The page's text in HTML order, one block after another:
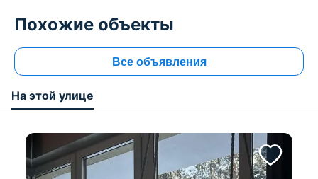
Похожие объекты
Все объявления
На этой улице